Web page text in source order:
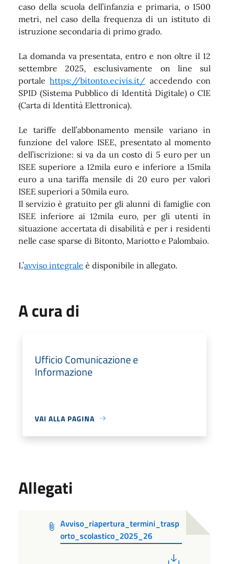
caso della scuola dell’infanzia e primaria, o 1500
metri, nel caso della frequenza di un istituto di
istruzione secondaria di primo grado.
La domanda va presentata, entro e non oltre il 12
settembre 2025, esclusivamente on line sul
portalehttps://bitonto.ecivis.it/ accedendo con
SPID (Sistema Pubblico di Identità Digitale) o CIE
(Carta di Identità Elettronica).
Le tariffe dell’abbonamento mensile variano in
funzione del valore ISEE, presentato al momento
dell’iscrizione: si va da un costo di 5 euro per un
ISEE superiore a 12mila euro e inferiore a 15mila
euro a una tariffa mensile di 20 euro per valori
ISEE superiori a 50mila euro.
Il servizio è gratuito per gli alunni di famiglie con
ISEE inferiore ai 12mila euro, per gli utenti in
situazione accertata di disabilità e per i residenti
nelle case sparse di Bitonto, Mariotto e Palombaio.
L’avviso integrale è disponibile in allegato.
A cura di
Ufficio Comunicazione e
Informazione
VAI ALLA PAGINA
Allegati
Avviso_riapertura_termini_trasp
orto_scolastico_2025_26